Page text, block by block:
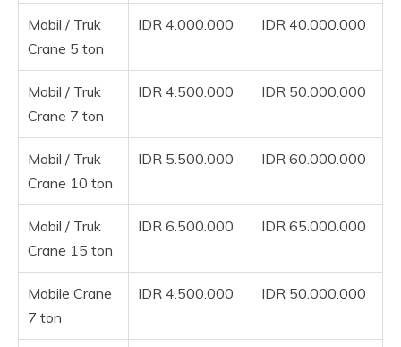
Mobil / Truk
Crane 5 ton
IDR 4.000.000 IDR 40.000.000
Mobil / Truk
Crane 7 ton
IDR 4.500.000 IDR 50.000.000
Mobil / Truk
Crane 10 ton
IDR 5.500.000 IDR 60.000.000
Mobil / Truk
Crane 15 ton
IDR 6.500.000 IDR 65.000.000
Mobile Crane
7 ton
IDR 4.500.000 IDR 50.000.000